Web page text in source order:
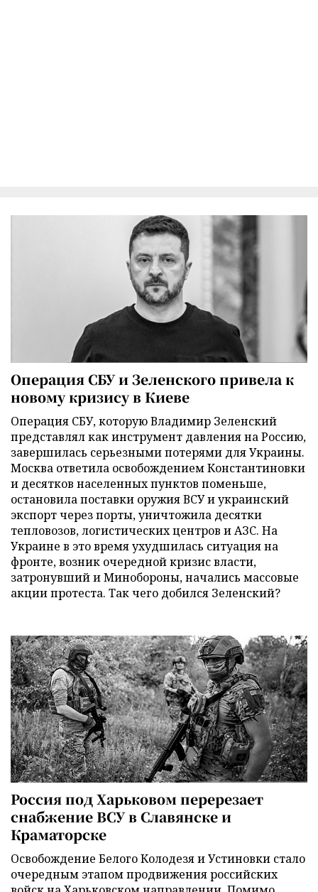
Операция СБУ и Зеленского привела к
новому кризису в Киеве
Операция СБУ, которую Владимир Зеленский
представлял как инструмент давления на Россию,
завершилась серьезными потерями для Украины.
Москва ответила освобождением Константиновки
и десятков населенных пунктов поменьше,
остановила поставки оружия ВСУ и украинский
экспорт через порты, уничтожила десятки
тепловозов, логистических центров и АЗС. На
Украине в это время ухудшилась ситуация на
фронте, возник очередной кризис власти,
затронувший и Минобороны, начались массовые
акции протеста. Так чего добился Зеленский?
Россия под Харьковом перерезает
снабжение ВСУ в Славянске и
Краматорске
Освобождение Белого Колодезя и Устиновки стало
очередным этапом продвижения российских